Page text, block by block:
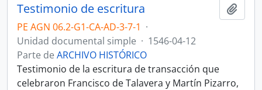
Testimonio de escritura
PE AGN 06.2-G1-CA-AD-3-7-1 ·
Unidad documental simple · 1546-04-12
Parte de ARCHIVO HISTÓRICO
Testimonio de la escritura de transacción que
celebraron Francisco de Talavera y Martín Pizarro,